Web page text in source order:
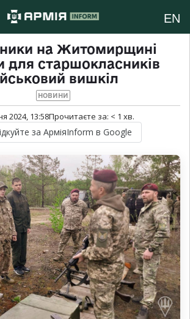
EN
на Житомирщині
для старшокласників
вишкіл
НОВИНИ
2024, 13:58Прочитаєте за: < 1 хв.
за АрміяInform в Google